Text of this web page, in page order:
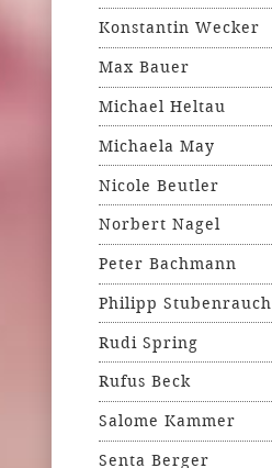
Konstantin Wecker
Max Bauer
Michael Heltau
Michaela May
Nicole Beutler
Norbert Nagel
Peter Bachmann
Philipp Stubenrauch
Rudi Spring
Rufus Beck
Salome Kammer
Senta Berger